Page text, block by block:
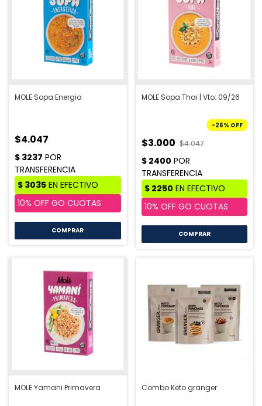
MOLE Sopa Energia
$4.047
MOLE Sopa Thai | Vto: 09/26
-26% OFF
$3.000 $4.047
MOLE Yamani Primavera Combo Keto granger